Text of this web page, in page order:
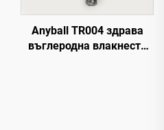
Anyball TR004 здрава
въглеродна влакнеста